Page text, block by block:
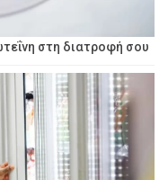
στη διατροφή σου